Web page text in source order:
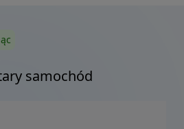
samochód